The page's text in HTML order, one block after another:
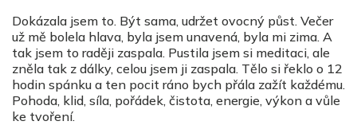
Dokázala jsem to. Být sama, udržet ovocný půst. Večer
už mě bolela hlava, byla jsem unavená, byla mi zima. A
tak jsem to raději zaspala. Pustila jsem si meditaci, ale
zněla tak z dálky, celou jsem ji zaspala. Tělo si řeklo o 12
hodin spánku a ten pocit ráno bych přála zažít každému.
Pohoda, klid, síla, pořádek, čistota, energie, výkon a vůle
ke tvoření.